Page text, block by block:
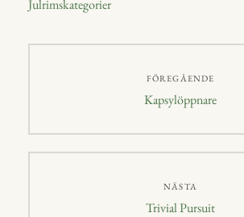
ok
r p
Julrimskategorier
FÖREGÅENDE
Föregående
Kapsylöppnare
NÄSTA
Nästa
Trivial Pursuit